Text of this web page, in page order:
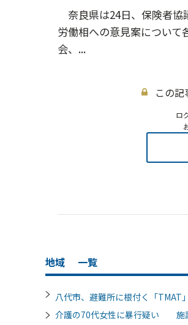
奈良県は24日、保険者協
労働相への意見案につい
会、...
この
ロ
地域 一覧
八代市、避難所に根付く「
介護の70代女性に暴行疑い 施